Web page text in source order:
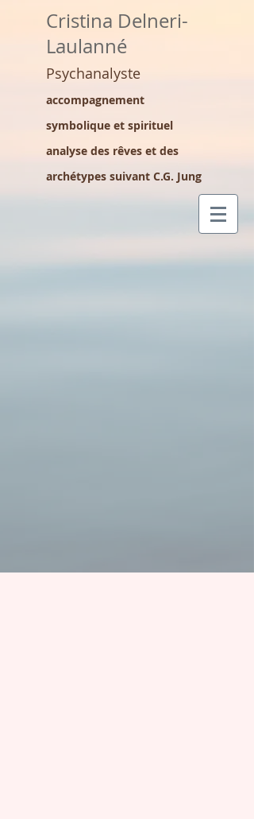
Cristina Delneri-
Laulanné
Psychanalyste
accompagnement
symbolique et spirituel
analyse des rêves et des
archétypes suivant C.G. Jung